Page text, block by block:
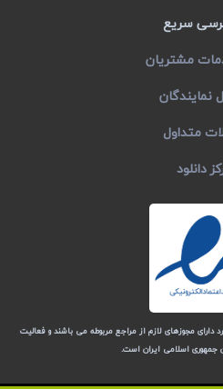
سریع
مشتریان
نمایندگان
متداول
دانلود
مجوزهای لازم از مراجع مربوطه می باشند و فعالیت
جمهوری اسلامی ایران است.